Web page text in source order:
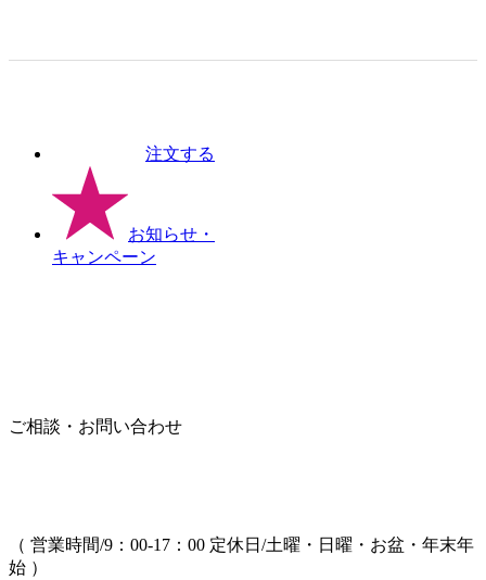
注文する
お知らせ ・
キャンペーン
ご相談・お問い合わせ
（ 営業時間/9：00-17：00 定休日/土曜・日曜・お盆・年末年
始 ）